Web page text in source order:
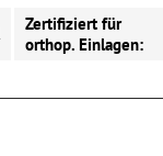
Zertifiziert für
orthop. Einlagen: